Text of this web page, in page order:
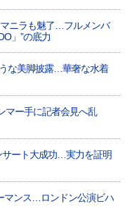
ニラも魅了…フルメンバ
」”の底力
な美脚披露…華奢な水着
マー手に記者会見へ乱
サート大成功…実力を証明
マンス…ロンドン公演ビハ